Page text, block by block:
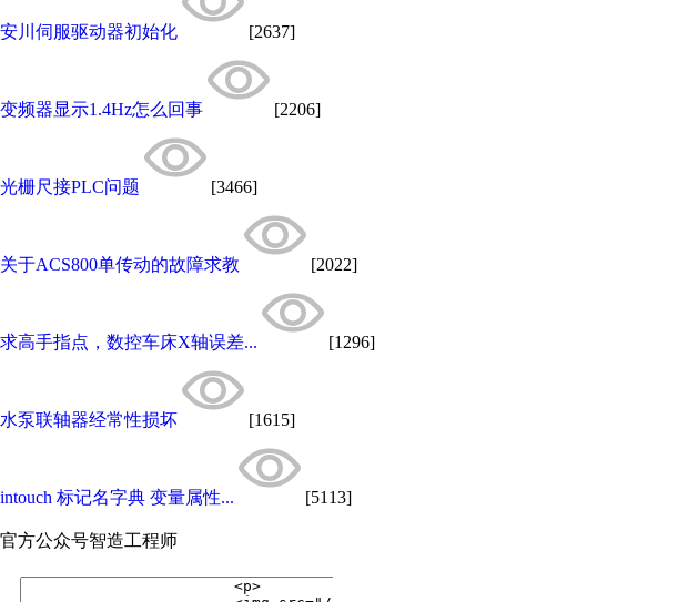
安川伺服驱动器初始化 [2637]
变频器显示1.4Hz怎么回事 [2206]
光栅尺接PLC问题 [3466]
关于ACS800单传动的故障求教 [2022]
求高手指点，数控车床X轴误差... [1296]
水泵联轴器经常性损坏 [1615]
intouch 标记名字典 变量属性... [5113]
官方公众号智造工程师